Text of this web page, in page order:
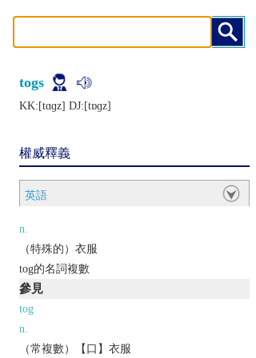
togs
KK:[tɑɡz] DJ:[tɒɡz]
權威釋義
英語
n.
（特殊的）衣服
tog的名詞複數
參見
tog
n.
（常複數）【口】衣服